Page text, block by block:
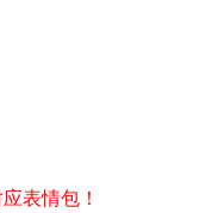
表情包！